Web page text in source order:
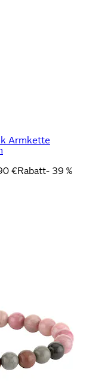
Armkette
€Rabatt- 39 %